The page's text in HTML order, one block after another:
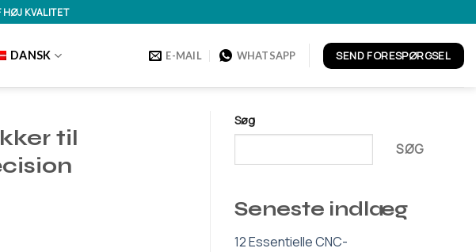
KVALITET
DANSK E-MAIL WHATSAPP SEND FORESPØRGSEL
til
Søg
SØG
Seneste indlæg
12 Essentielle CNC-